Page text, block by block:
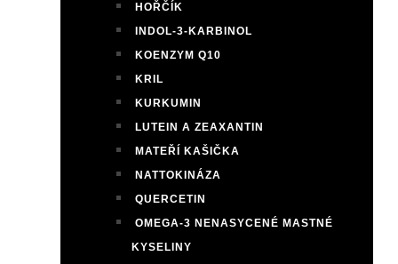
HOŘČÍK
INDOL-3-KARBINOL
KOENZYM Q10
KRIL
KURKUMIN
LUTEIN A ZEAXANTIN
MATEŘÍ KAŠIČKA
NATTOKINÁZA
QUERCETIN
OMEGA-3 NENASYCENÉ MASTNÉ
KYSELINY